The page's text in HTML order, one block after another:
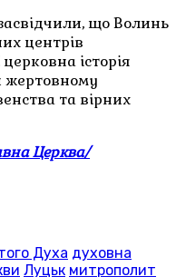
що Волинь
центрів
історія
жертовному
та вірних
Церква/
Духа духовна
Луцьк митрополит